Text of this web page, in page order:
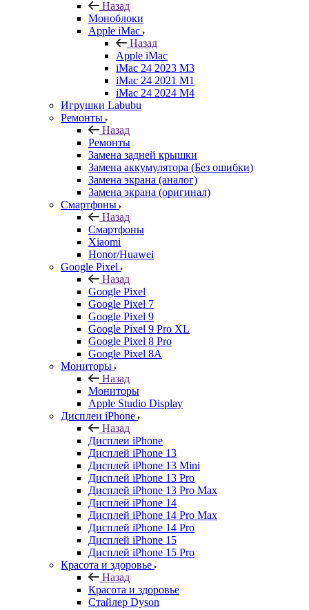
Назад
Моноблоки
Apple iMac
Назад
Apple iMac
iMac 24 2023 M3
iMac 24 2021 M1
iMac 24 2024 M4
Игрушки Labubu
Ремонты
Назад
Ремонты
Замена задней крышки
Замена аккумулятора (Без ошибки)
Замена экрана (аналог)
Замена экрана (оригинал)
Смартфоны
Назад
Смартфоны
Xiaomi
Honor/Huawei
Google Pixel
Назад
Google Pixel
Google Pixel 7
Google Pixel 9
Google Pixel 9 Pro XL
Google Pixel 8 Pro
Google Pixel 8A
Мониторы
Назад
Мониторы
Apple Studio Display
Дисплеи iPhone
Назад
Дисплеи iPhone
Дисплей iPhone 13
Дисплей iPhone 13 Mini
Дисплей iPhone 13 Pro
Дисплей iPhone 13 Pro Max
Дисплей iPhone 14
Дисплей iPhone 14 Pro Max
Дисплей iPhone 14 Pro
Дисплей iPhone 15
Дисплей iPhone 15 Pro
Красота и здоровье
Назад
Красота и здоровье
Стайлер Dyson